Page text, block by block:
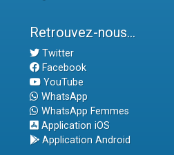
Retrouvez-nous...
Twitter
Facebook
YouTube
WhatsApp
WhatsApp Femmes
Application iOS
Application Android